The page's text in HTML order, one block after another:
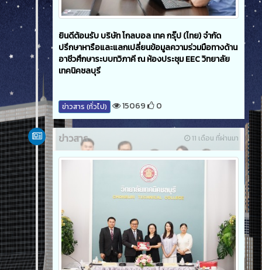
ยินดีต้อนรับ บริษัท โกลบอล เทค กรุ๊ป (ไทย) จำกัด
ปรึกษาหารือและแลกเปลี่ยนข้อมูลความร่วมมือทางด้าน
อาชีวศึกษาระบบทวิภาคี ณ ห้องประชุม EEC วิทยาลัย
เทคนิคชลบุรี
ข่าวสาร (ทั่วไป) 15069 0
11 เดือน ที่ผ่านมา
ข่าวสาร